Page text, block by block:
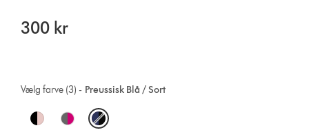
300 kr
Preussisk Blå / Sort
Vælg farve (3) -
O